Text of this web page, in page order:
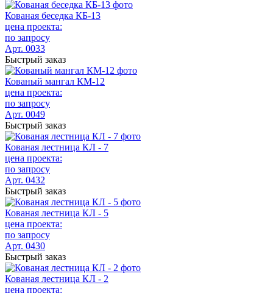
Кованая беседка КБ-13
цена проекта:
по запросу
Арт. 0033
Быстрый заказ
Кованый мангал КМ-12
цена проекта:
по запросу
Арт. 0049
Быстрый заказ
Кованая лестница КЛ - 7
цена проекта:
по запросу
Арт. 0432
Быстрый заказ
Кованая лестница КЛ - 5
цена проекта:
по запросу
Арт. 0430
Быстрый заказ
Кованая лестница КЛ - 2
цена проекта: